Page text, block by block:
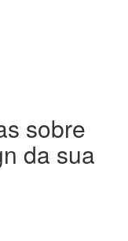
sobre
da sua